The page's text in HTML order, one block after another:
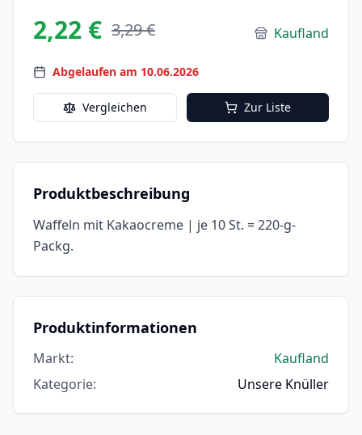
2,22 € 3,29 € Kaufland
Abgelaufen am 10.06.2026
Vergleichen Zur Liste
Produktbeschreibung
Waffeln mit Kakaocreme | je 10 St. = 220-g-
Packg.
Produktinformationen
Markt:
Kaufland
Kategorie: Unsere Knüller